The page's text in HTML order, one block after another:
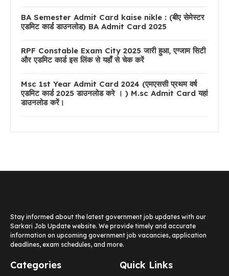
BA Semester Admit Card kaise nikle : (बीए सेमेस्टर
एडमिट कार्ड डाउनलोड) BA Admit Card 2025
RPF Constable Exam City 2025 जारी हुआ, एग्जाम सिटी
और एडमिट कार्ड इस लिंक से यहाँ से चेक करें
Msc 1st Year Admit Card 2024 (एमएससी प्रथम वर्ष
एडमिट कार्ड 2025 डाउनलोड करे । ) M.sc Admit Card यहां
डाउनलोड करें।
Stay informed about the latest government job updates with our
Sarkari Job Update website. We provide timely and accurate
information on upcoming government job vacancies, application
deadlines, exam schedules, and more.
Categories Quick Links